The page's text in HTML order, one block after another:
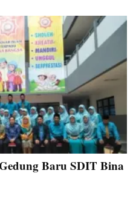
Baru SDIT Bina